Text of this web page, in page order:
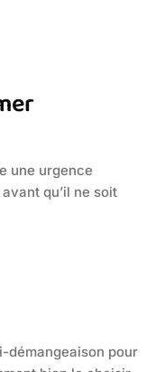
une urgence
qu’il ne soit
démangeaison pour